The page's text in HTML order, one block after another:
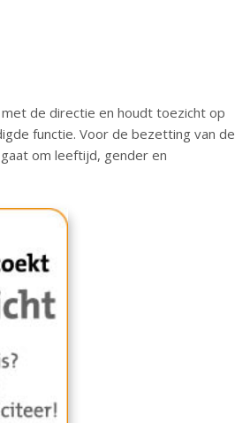
de directie en houdt toezicht op
functie. Voor de bezetting van de
om leeftijd, gender en